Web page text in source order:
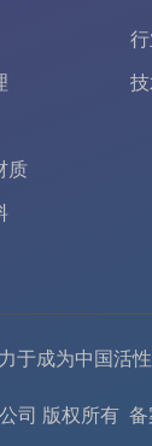
质
于成为中国活
司 版权所有